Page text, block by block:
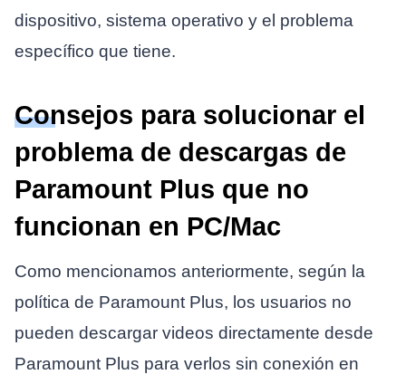
dispositivo, sistema operativo y el problema
específico que tiene.
Consejos para solucionar el
problema de descargas de
Paramount Plus que no
funcionan en PC/Mac
Como mencionamos anteriormente, según la
política de Paramount Plus, los usuarios no
pueden descargar videos directamente desde
Paramount Plus para verlos sin conexión en